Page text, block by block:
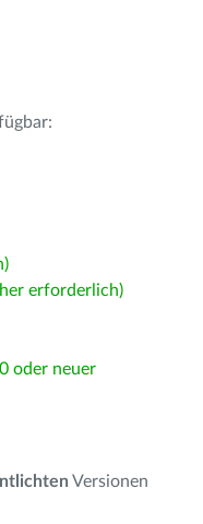
erforderlich)
oder neuer
Versionen